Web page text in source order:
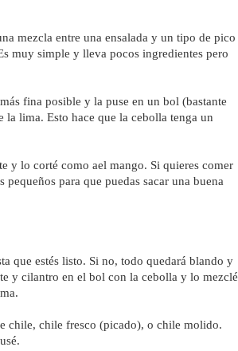
mezcla entre una ensalada y un tipo de pico
muy simple y lleva pocos ingredientes pero
fina posible y la puse en un bol (bastante
lima. Esto hace que la cebolla tenga un
y lo corté como ael mango. Si quieres comer
para que puedas sacar una buena
que estés listo. Si no, todo quedará blando y
y cilantro en el bol con la cebolla y lo mezclé
chile, chile fresco (picado), o chile molido.